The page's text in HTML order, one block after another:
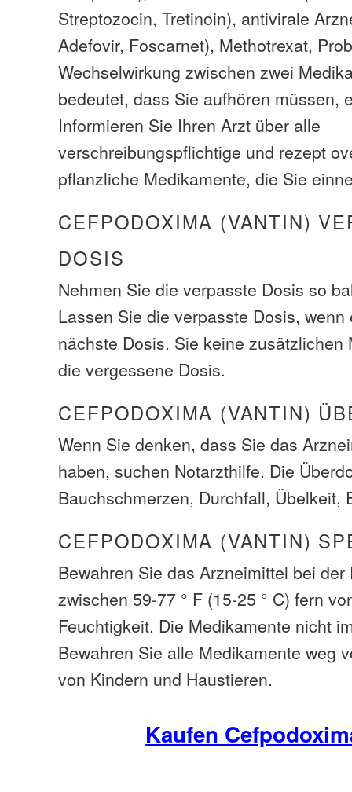
Streptozocin, Tretinoin), antivirale
Adefovir, Foscarnet), Methotrexat,
Wechselwirkung zwischen zwei
bedeutet, dass Sie aufhören müssen,
Informieren Sie Ihren Arzt über alle
verschreibungspflichtige und rezept
pflanzliche Medikamente, die Sie
CEFPODOXIMA (VANTIN)
DOSIS
Nehmen Sie die verpasste Dosis so
Lassen Sie die verpasste Dosis,
nächste Dosis. Sie keine zusätzlichen
die vergessene Dosis.
CEFPODOXIMA (VANTIN)
Wenn Sie denken, dass Sie das
haben, suchen Notarzthilfe. Die
Bauchschmerzen, Durchfall, Übelkeit,
CEFPODOXIMA (VANTIN)
Bewahren Sie das Arzneimittel bei
zwischen 59-77 ° F (15-25 ° C) fern
Feuchtigkeit. Die Medikamente nicht
Bewahren Sie alle Medikamente weg
von Kindern und Haustieren.
Kaufen